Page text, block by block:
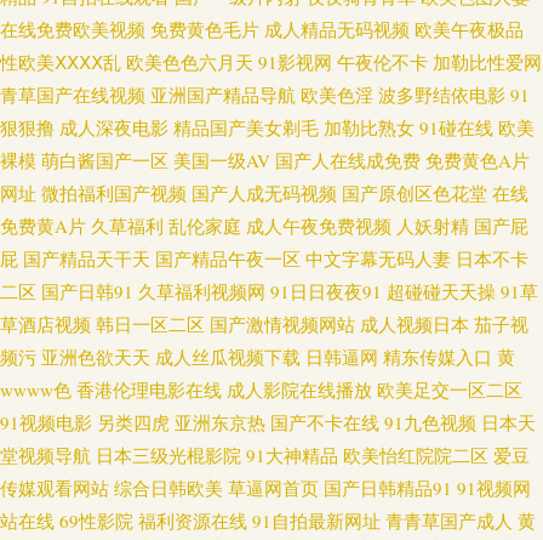
级二级 男女互操免费看 欧美野外性V 三级片av操操 午夜av电影院 91爱搞屄
wwwcom色网 成人AV小电影 韩国操B视频 老司机综合色 日韩精品ー区二区
午夜福利A片 最新色片 ABav手机在线 超碰碰少妇 美女尤物强操 日本午夜福
利影院 五月婷婷色情 亚洲探花 99精热 福利传媒 久久人妻在线观看 人妻东京
热 日韩性爱第一页 91黄在线 97偷拍门事件 www性性 精品日韩无码一区 青
青操逼视频 婷婷伊人影院 亚洲丝袜性爱 91学生妹 国产精品日韩欧 老司机AV
文字 91N在线视频 精品偷拍 人妻视频网站91 美女91小视频 色网在线观看 午
夜日韩AB 91操人视频 AV先锋影音巨乳 成人网址导航大全 海角国产精品 九
九福利AV导航 日韩伦理片二区 午夜成人福利导航 菠萝AV在线电影 男女上
在线免费欧美视频 免费黄色毛片 成人精品无码视频 欧美午夜极品
性欧美ⅩⅩⅩⅩ乱 欧美色色六月天 91影视网 午夜伦不卡 加勒比性爱网
青草国产在线视频 亚洲国产精品导航 欧美色淫 波多野结依电影 91
狠狠撸 成人深夜电影 精品国产美女剃毛 加勒比熟女 91碰在线 欧美
裸模 萌白酱国产一区 美国一级AV 国产人在线成免费 免费黄色A片
网址 微拍福利国产视频 国产人成无码视频 国产原创区色花堂 在线
免费黄A片 久草福利 乱伦家庭 成人午夜免费视频 人妖射精 国产屁
屁 国产精品天干天 国产精品午夜一区 中文字幕无码人妻 日本不卡
二区 国产日韩91 久草福利视频网 91日日夜夜91 超碰碰天天操 91草
草酒店视频 韩日一区二区 国产激情视频网站 成人视频日本 茄子视
频污 亚洲色欲天天 成人丝瓜视频下载 日韩逼网 精东传媒入口 黄
wwww色 香港伦理电影在线 成人影院在线播放 欧美足交一区二区
91视频电影 另类四虎 亚洲东京热 国产不卡在线 91九色视频 日本天
堂视频导航 日本三级光棍影院 91大神精品 欧美怡红院院二区 爱豆
传媒观看网站 综合日韩欧美 草逼网首页 国产日韩精品91 91视频网
站在线 69性影院 福利资源在线 91自拍最新网址 青青草国产成人 黄